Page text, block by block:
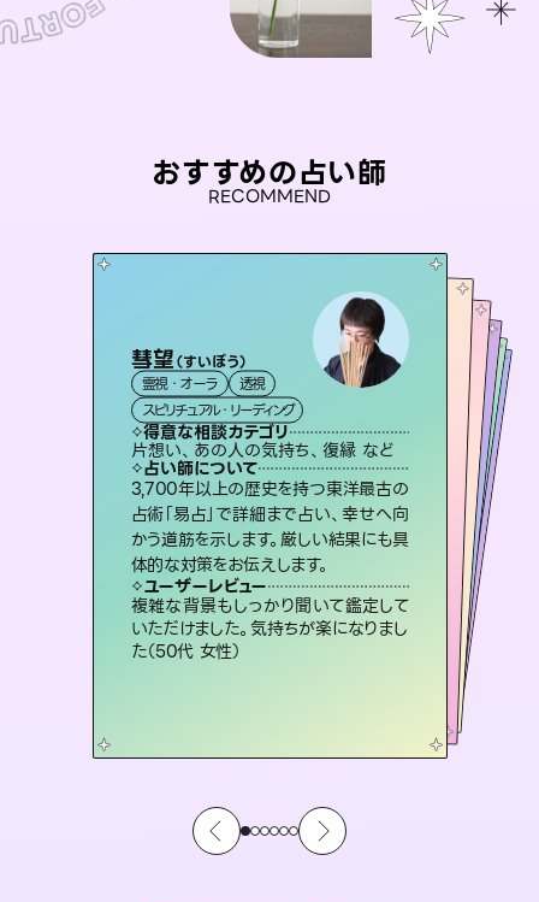
おすすめの占い師
RECOMMEND
彗望（すいぼう）
霊視・オーラ
透視
スピリチュアル・リーディング
得意な相談カテゴリ
片想い、あの人の気持ち、復縁 など
占い師について
3,700年以上の歴史を持つ東洋最古の
占術「易占」で詳細まで占い、幸せへ向
かう道筋を示します。厳しい結果にも具
体的な対策をお伝えします。
ユーザーレビュー
複雑な背景もしっかり聞いて鑑定して
いただけました。気持ちが楽になりまし
た（50代 女性）
おう 霊感オラクル
霊視・オーラ
オラクルカード
得意な相談カテゴリ
恋愛総合、あの人の気持ち など
占い師について
霊視×オラクルカードを使って「今」と
「未来」そして「気になるあの人の気持
ち」まで丁寧に読み解き、恋や人生のヒ
ントを優しく引き出します。
ユーザーレビュー
不安な気持ちが嘘みたいに晴れまし
た…！よく視えていらっしゃるんだなと
感じました（40代 女性）
桃源珠羽 とうげんみう）
霊視・オーラ
スピリチュアル・リーディング
得意な相談カテゴリ
片想い、あの人の気持ち、復縁 など
占い師について
恋愛のお悩みの中でも特に「曖昧な関
係」の相談を得意としており、友達以上
恋人未満なお相手との今後や本音を丁
寧に読み解き恋愛成就へと導きます。
ユーザーレビュー
鑑定していただいてアドバイス通りに行
動すると仲が復活してきました。ありが
とうございました（40代 女性）
アイリス -iris-
西洋占星術
ルーン
得意な相談カテゴリ
恋愛総合、片想い、二人の未来 など
占い師について
復縁、恋愛、不倫の行方、同性愛や片思い、仕事関係や借金問題まで知りたいことや心の負担になっていることを紐解き、背中をそっと押して導きます。
ユーザーレビュー
安心感のあり、言い切ってくれる所や濁
さない鑑定のおかげで、毎回自分の気
持ちを整えられます（30代 男性）
セラピスト理恵
霊視・オーラ
スピリチュアル・リーディング
得意な相談カテゴリ
片想い、二人の未来、年の差 など
占い師について
連絡再開、復縁、成就などの報告実績
多数。セラピストとして2万超の施術経
験があるからこそできる鑑定で、より良
い未来をサポートします。
ユーザーレビュー
とても心温まる鑑定でした。しかもこち
らは何も言っていないのに視えていらっ
しゃるんだなと驚きです（30代女性）
未来視師＊花
霊視・オーラ 心理学
スピリチュアル・リーディング
得意な相談カテゴリ
出逢い、片想い、復縁 など
占い師について
未来には何パターンもの選択肢があり
ます。不安で視えにくくなっているあな
たの素敵な未来を見つけ、その未来を
選択できるようアドバイスします。
ユーザーレビュー
職場の人の性質や人間関係、本心など
本当によく視えていてびっくり。対策が
打てて前向きになれます（40代）